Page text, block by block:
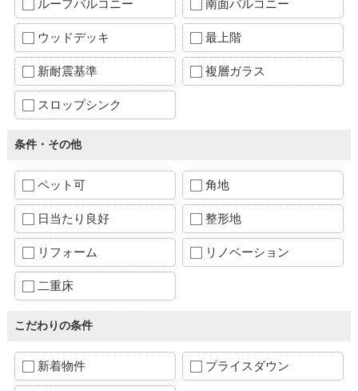
ルーフバルコニー 南面バルコニー
ウッドデッキ 最上階
新耐震基準 複層ガラス
スロップシンク
条件・その他
ペット可 角地
日当たり良好 整形地
リフォーム リノベーション
二重床
こだわりの条件
新着物件 プライスダウン